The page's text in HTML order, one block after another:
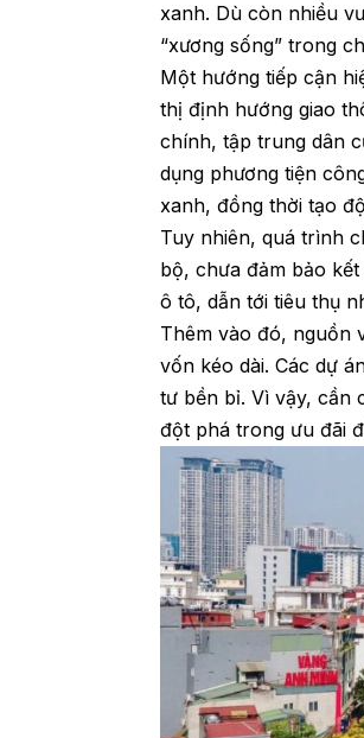
xanh. Dù còn nhiều
“xương sống” trong
Một hướng tiếp cận
thị định hướng giao
chính, tập trung dân
dụng phương tiện
xanh, đồng thời tạo
Tuy nhiên, quá trình
bộ, chưa đảm bảo
ô tô, dẫn tới tiêu thụ
Thêm vào đó, nguồn
vốn kéo dài. Các dự
tư bền bỉ. Vì vậy, cần
đột phá trong ưu đãi